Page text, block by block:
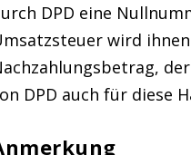
DPD eine
wird
DPD auch für diese